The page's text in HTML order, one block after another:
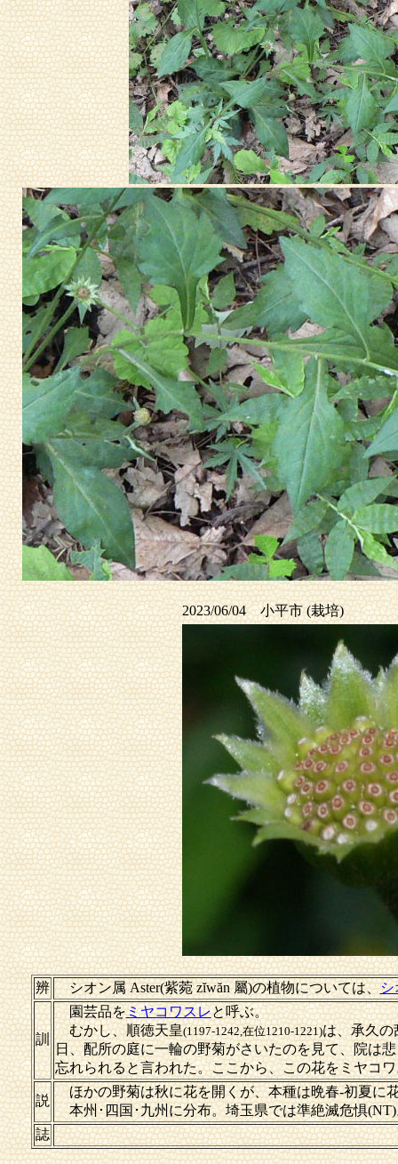
2023/06/04 小平市 (栽培)
辨 シオン属 Aster(紫菀 zĭwăn 屬)の植物については、シ
訓
園芸品をミヤコワスレと呼ぶ。
むかし、順徳天皇(1197-1242,在位1210-1221)は、承久の
日、配所の庭に一輪の野菊がさいたのを見て、院は
忘れられると言われた。ここから、この花をミヤコ
説
ほかの野菊は秋に花を開くが、本種は晩春-初夏に
本州･四国･九州に分布。埼玉県では準絶滅危惧(NT)
誌